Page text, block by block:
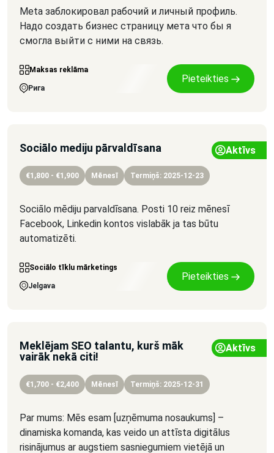
Meta заблокировал рабочий и личный профиль.
Надо создать бизнес страницу мета что бы я
смогла выйти с ними на связь.
Maksas reklāma
Рига
Pieteikties
Sociālo mediju pārvaldīsana Aktīvs
€1,800 - €1,900 Mēnesī Termiņš: 2025-12-23
Sociālo mēdiju parvaldīsana. Posti 10 reiz mēnesī
Facebook, Linkedin kontos vislabāk ja tas būtu
automatizēti.
Sociālo tīklu mārketings
Jelgava
Pieteikties
Meklējam SEO talantu, kurš māk
vairāk nekā citi!
Aktīvs
€1,700 - €2,400 Mēnesī Termiņš: 2025-12-31
Par mums: Mēs esam [uzņēmuma nosaukums] –
dinamiska komanda, kas veido un attīsta digitālus
risinājumus ar augstiem sasniegumiem vietējā un